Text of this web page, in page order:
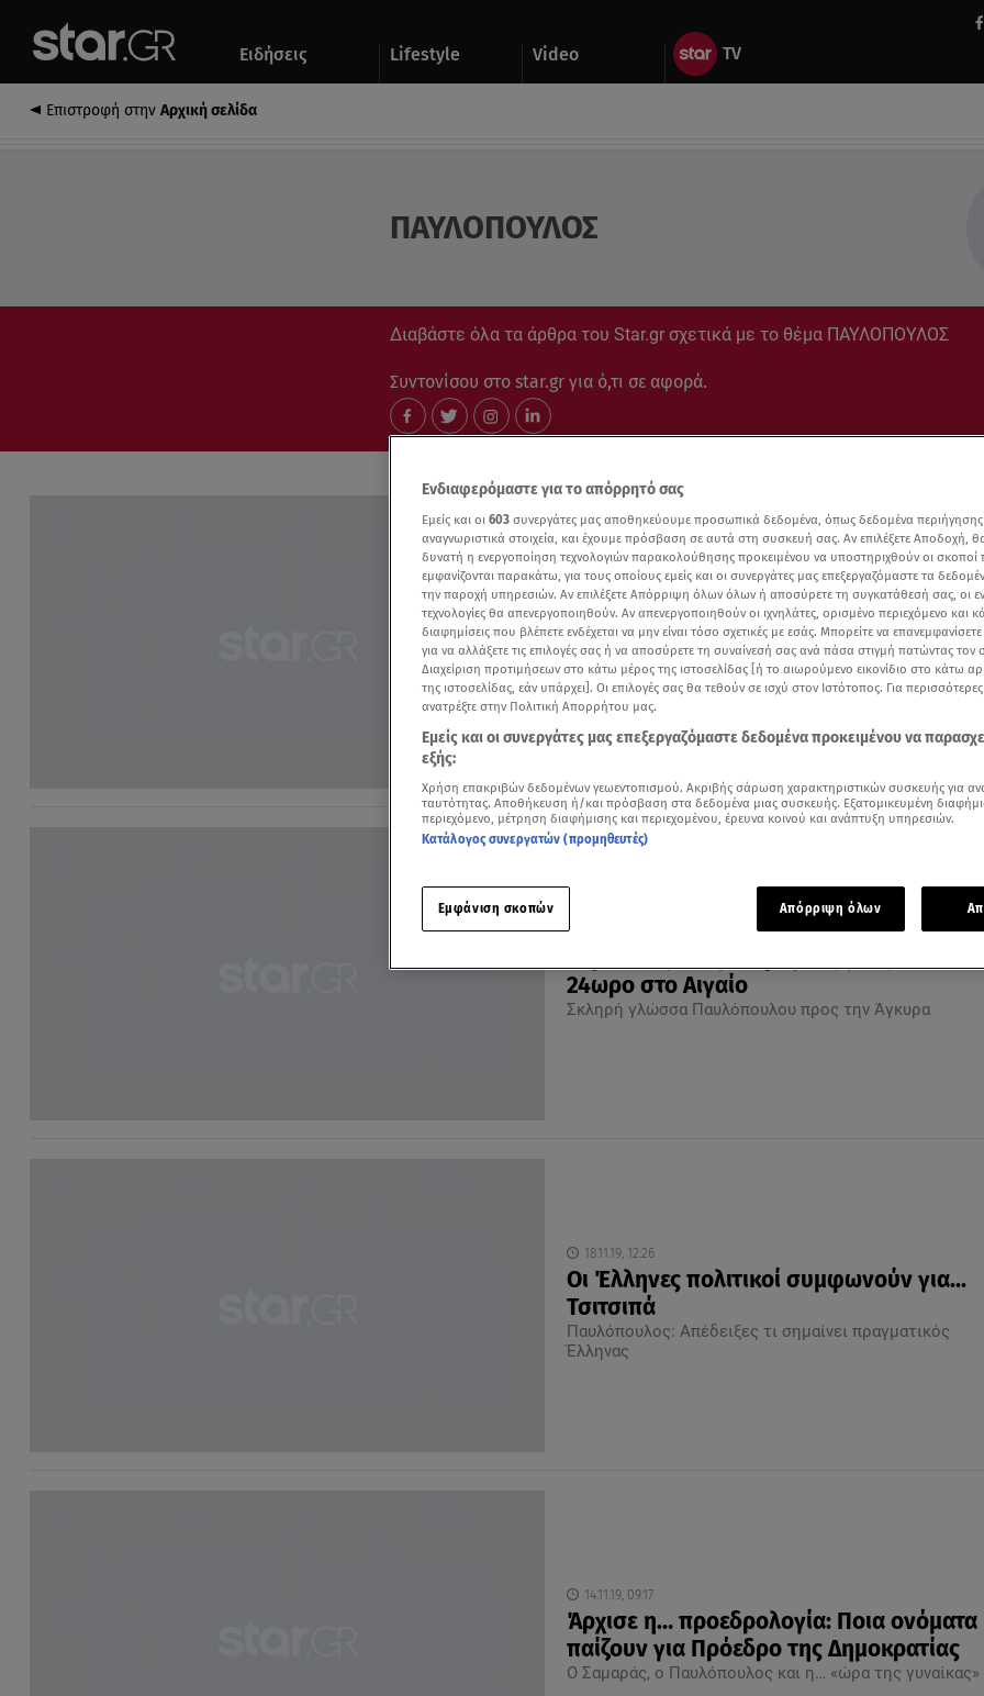
Ειδήσεις Lifestyle Video
Αυτοκίνητο
Επιστροφή στην Αρχική σελίδα
ΠΑΥΛΟΠΟΥΛΟΣ
Διαβάστε όλα τα άρθρα του Star.gr σχετικά με το θέμα ΠΑΥΛΟΠΟΥΛΟΣ
Συντονίσου στο star.gr για ό,τι σε αφορά.
21.02.20, 13:46
Προκόπης Παυλόπουλος: «Ανυπόστατο
ψευτομνημόνιο Τουρκίας – Λιβύης»
Αυστηρό μήνυμα του Προέδρου της Δημοκρατίας
Τουρκία
24ωρο στο Αιγαίο
Σκληρή γλώσσα Παυλόπουλου προς την Άγκυρα
18.11.19, 12:26
Οι Έλληνες πολιτικοί συμφωνούν για...
Τσιτσιπά
Παυλόπουλος: Απέδειξες τι σημαίνει πραγματικός
Έλληνας
14.11.19, 09:17
Άρχισε η… προεδρολογία: Ποια ονόματα
παίζουν για Πρόεδρο της Δημοκρατίας
Ο Σαμαράς, ο Παυλόπουλος και η… «ώρα της γυναίκας»
Ενδιαφερόμαστε για το απόρρητό σας
Εμείς και οι 603 συνεργάτες μας αποθηκεύουμε προσωπικά δεδομένα, όπως δεδομένα
αναγνωριστικά στοιχεία, και έχουμε πρόσβαση σε αυτά στη συσκευή σας. Αν επιλέξετε Αποδοχή,
δυνατή η ενεργοποίηση τεχνολογιών παρακολούθησης προκειμένου να υποστηριχθούν οι σκοποί
εμφανίζονται παρακάτω, για τους οποίους εμείς και οι συνεργάτες μας επεξεργαζόμαστε τα
την παροχή υπηρεσιών. Αν επιλέξετε Απόρριψη όλων όλων ή αποσύρετε τη συγκατάθεσή σας, οι
τεχνολογίες θα απενεργοποιηθούν. Αν απενεργοποιηθούν οι ιχνηλάτες, ορισμένο περιεχόμενο και
διαφημίσεις που βλέπετε ενδέχεται να μην είναι τόσο σχετικές με εσάς. Μπορείτε να
για να αλλάξετε τις επιλογές σας ή να αποσύρετε τη συναίνεσή σας ανά πάσα στιγμή πατώντας τον
Διαχείριση προτιμήσεων στο κάτω μέρος της ιστοσελίδας [ή το αιωρούμενο εικονίδιο στο κάτω
της ιστοσελίδας, εάν υπάρχει]. Οι επιλογές σας θα τεθούν σε ισχύ στον Ιστότοπος. Για
ανατρέξτε στην Πολιτική Απορρήτου μας.
Εμείς και οι συνεργάτες μας επεξεργαζόμαστε δεδομένα προκειμένου να
εξής:
Χρήση επακριβών δεδομένων γεωεντοπισμού. Ακριβής σάρωση χαρακτηριστικών συσκευής για
ταυτότητας. Αποθήκευση ή/και πρόσβαση στα δεδομένα μιας συσκευής. Εξατομικευμένη
περιεχόμενο, μέτρηση διαφήμισης και περιεχομένου, έρευνα κοινού και ανάπτυξη υπηρεσιών.
Κατάλογος συνεργατών (προμηθευτές)
Εμφάνιση σκοπών Απόρριψη όλων